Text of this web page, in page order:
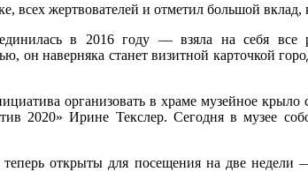
всех жертвователей и отметил большой
в 2016 году — взяла на себя
он наверняка станет визитной карточкой
организовать в храме музейное
2020» Ирине Текслер. Сегодня в музее
открыты для посещения на две